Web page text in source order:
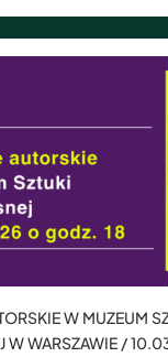
W MUZEUM
W WARSZAWIE /